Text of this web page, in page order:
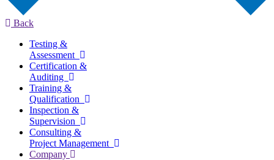
Back
Testing &
Assessment
Certification &
Auditing
Training &
Qualification
Inspection &
Supervision
Consulting &
Project Management
Company